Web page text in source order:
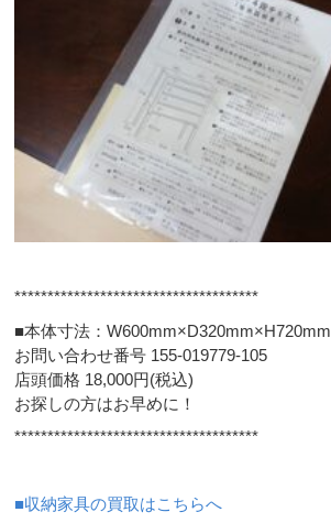
*************************************
■本体寸法：W600mm×D320mm×H720mm
お問い合わせ番号 155-019779-105
店頭価格 18,000円(税込)
お探しの方はお早めに！
*************************************
■収納家具の買取はこちらへ